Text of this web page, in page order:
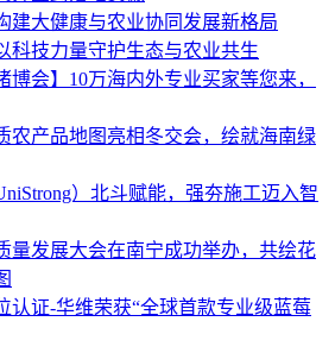
建大健康与农业协同发展新格局
科技力量守护生态与农业共生
博会】10万海内外专业买家等您来，
农产品地图亮相冬交会，绘就海南绿
）北斗赋能，强夯施工迈入智
量发展大会在南宁成功举办，共绘花
认证-华维荣获“全球首款专业级蓝莓